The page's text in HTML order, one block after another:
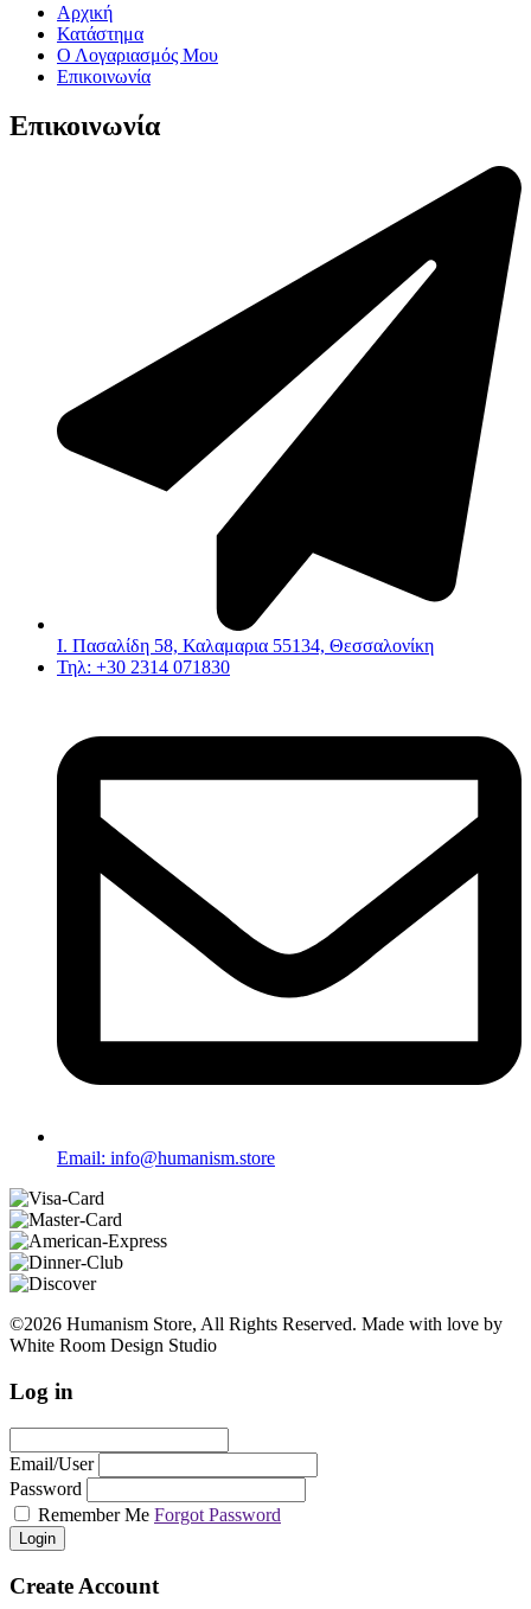
Αρχική
Κατάστημα
Ο Λογαριασμός Μου
Επικοινωνία
Επικοινωνία
Ι. Πασαλίδη 58, Καλαμαρια 55134, Θεσσαλονίκη
Τηλ: +30 2314 071830
Email: info@humanism.store
©2026 Humanism Store, All Rights Reserved. Made with love by
White Room Design Studio
Log in
Email/User
Password
Remember Me Forgot Password
Login
Create Account